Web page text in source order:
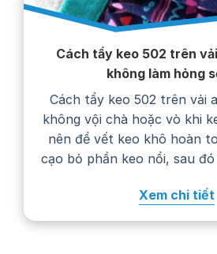
Cách tẩy keo 502 trên
không làm hỏng
Cách tẩy keo 502 trên vải
không vội chà hoặc vò khi
nên để vết keo khô hoàn
cạo bỏ phần keo nổi, sau
Cách xử lý cụ thể
Xem chi tiết